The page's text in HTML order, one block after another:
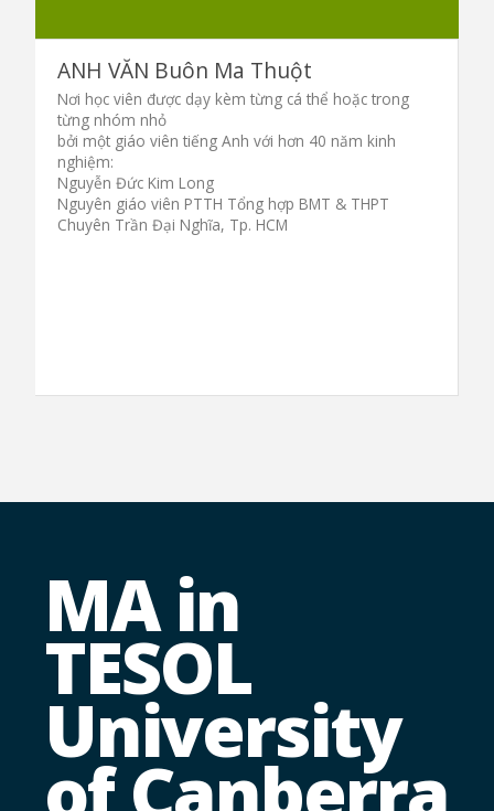
ANH VĂN Buôn Ma Thuột
Nơi học viên được dạy kèm từng cá thể hoặc trong
từng nhóm nhỏ
bởi một giáo viên tiếng Anh với hơn 40 năm kinh
nghiệm:
Nguyễn Đức Kim Long
Nguyên giáo viên PTTH Tổng hợp BMT & THPT
Chuyên Trần Đại Nghĩa, Tp. HCM
MA in
TESOL
University